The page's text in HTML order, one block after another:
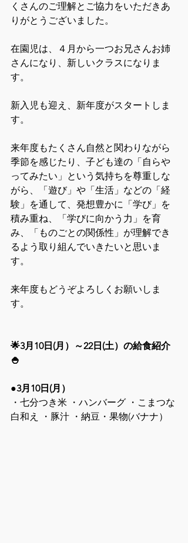
くさんのご理解とご協力をいただきあ
りがとうございました。
在園児は、４月から一つお兄さんお姉
さんになり、新しいクラスになりま
す。
新入児も迎え、新年度がスタートしま
す。
来年度もたくさん自然と関わりながら
季節を感じたり、子ども達の「自らや
ってみたい」という気持ちを尊重しな
がら、「遊び」や「生活」などの「経
験」を通して、発想豊かに「学び」を
積み重ね、「学びに向かう力」を育
み、「ものごとの関係性」が理解でき
るよう取り組んでいきたいと思いま
す。
来年度もどうぞよろしくお願いしま
す。
🌟3月10日(月）～22日(土）の給食紹介
🍚
●3月10日(月）
・七分つき米 ・ハンバーグ ・こまつな
白和え ・豚汁 ・納豆・果物(バナナ）